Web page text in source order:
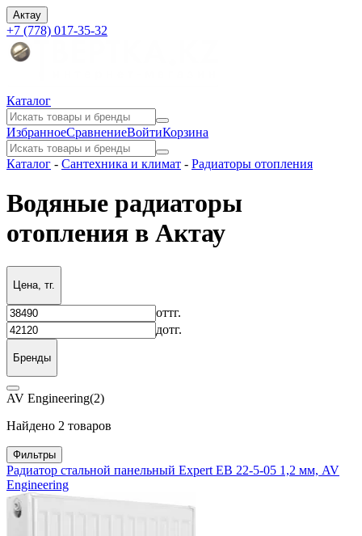
Актау
+7 (778) 017-35-32
Каталог
ИзбранноеСравнениеВойтиКорзина
Каталог - Сантехника и климат - Радиаторы отопления
Водяные радиаторы
отопления в Актау
Цена, тг.
оттг.
дотг.
Бренды
AV Engineering(2)
Найдено 2 товаров
Фильтры
Радиатор стальной панельный Expert EB 22-5-05 1,2 мм, AV
Engineering